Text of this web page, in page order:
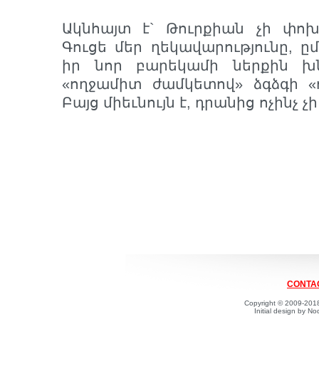
Ակնհայտ է` Թուրքիան չի
Գուցե մեր ղեկավարությունը,
իր նոր բարեկամի ներքին
«ողջամիտ ժամկետով» ձգձգի
Բայց միեւնույն է, դրանից ոչինչ
Copyright © 2009-
Initial design by